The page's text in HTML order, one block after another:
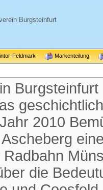
Burgsteinfurt
Feldmark Markenteilung
2010
die